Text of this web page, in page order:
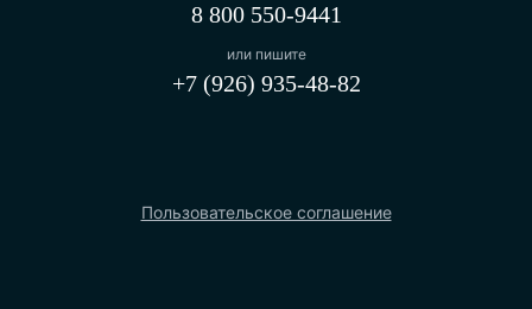
8 800 550-9441
Пользовательское соглашение
или пишите
+7 (926) 935-48-82